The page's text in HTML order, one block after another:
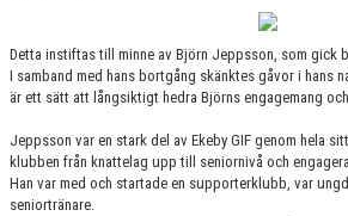
HYR KLUBBSTUGAN
KLUBBSHOP
Detta instiftas till minne av Björn Jeppsson, som gick
I samband med hans bortgång skänktes gåvor i hans
är ett sätt att långsiktigt hedra Björns engagemang
Jeppsson var en stark del av Ekeby GIF genom hela
klubben från knattelag upp till seniornivå och
Han var med och startade en supporterklubb, var
seniortränare.